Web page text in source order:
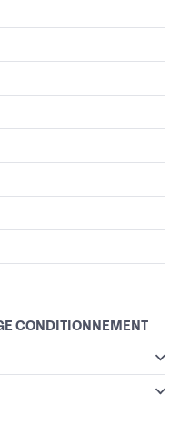
CONDITIONNEMENT